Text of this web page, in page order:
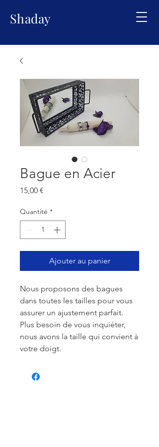
Shaday
Bague en Acier
15,00 €
Quantité *
Ajouter au panier
Nous proposons des bagues
dans toutes les tailles pour vous
assurer un ajustement parfait.
Plus besoin de vous inquiéter,
nous avons la taille qui convient à
votre doigt.